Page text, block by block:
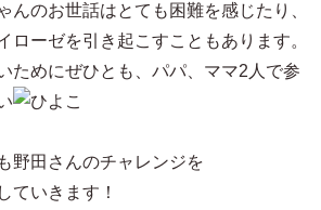
んのお世話はとても困難を感じたり、
ローゼを引き起こすこともあります。
ためにぜひとも、パパ、ママ2人で参
野田さんのチャレンジを
ていきます！